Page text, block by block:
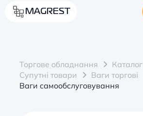
MAGREST
Торгове обладнання
Каталог
Супутні товари
Ваги торгові
Ваги самообслуговування